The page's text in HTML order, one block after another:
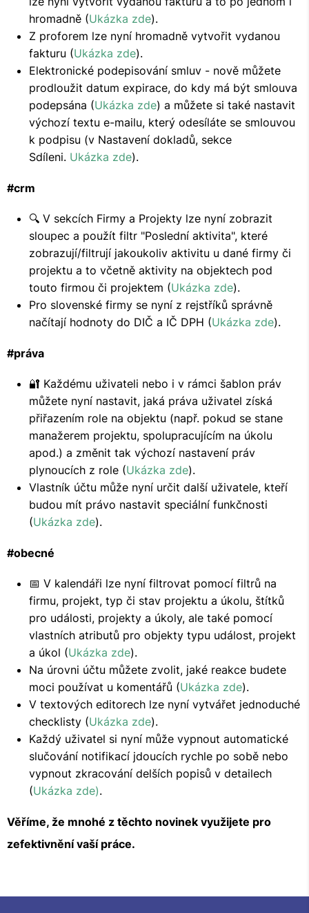
hromadně (Ukázka zde).
Z proforem lze nyní hromadně vytvořit vydanou
fakturu (Ukázka zde).
Elektronické podepisování smluv - nově můžete
prodloužit datum expirace, do kdy má být smlouva
podepsána (Ukázka zde) a můžete si také nastavit
výchozí textu e-mailu, který odesíláte se smlouvou
k podpisu (v Nastavení dokladů, sekce
Sdíleni. Ukázka zde).
#crm
🔍 V sekcích Firmy a Projekty lze nyní zobrazit
sloupec a použít filtr "Poslední aktivita", které
zobrazují/filtrují jakoukoliv aktivitu u dané firmy či
projektu a to včetně aktivity na objektech pod
touto firmou či projektem (Ukázka zde).
Pro slovenské firmy se nyní z rejstříků správně
načítají hodnoty do DIČ a IČ DPH (Ukázka zde).
#práva
🔐 Každému uživateli nebo i v rámci šablon práv
můžete nyní nastavit, jaká práva uživatel získá
přiřazením role na objektu (např. pokud se stane
manažerem projektu, spolupracujícím na úkolu
apod.) a změnit tak výchozí nastavení práv
plynoucích z role (Ukázka zde).
Vlastník účtu může nyní určit další uživatele, kteří
budou mít právo nastavit speciální funkčnosti
(Ukázka zde).
#obecné
📅 V kalendáři lze nyní filtrovat pomocí filtrů na
firmu, projekt, typ či stav projektu a úkolu, štítků
pro události, projekty a úkoly, ale také pomocí
vlastních atributů pro objekty typu událost, projekt
a úkol (Ukázka zde).
Na úrovni účtu můžete zvolit, jaké reakce budete
moci používat u komentářů (Ukázka zde).
V textových editorech lze nyní vytvářet jednoduché
checklisty (Ukázka zde).
Každý uživatel si nyní může vypnout automatické
slučování notifikací jdoucích rychle po sobě nebo
vypnout zkracování delších popisů v detailech
(Ukázka zde).
Věříme, že mnohé z těchto novinek využijete pro
zefektivnění vaší práce.